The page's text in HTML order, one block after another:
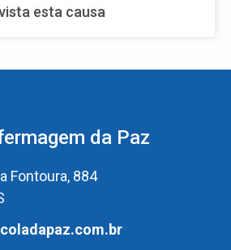
esta causa
da Paz
Fontoura, 884